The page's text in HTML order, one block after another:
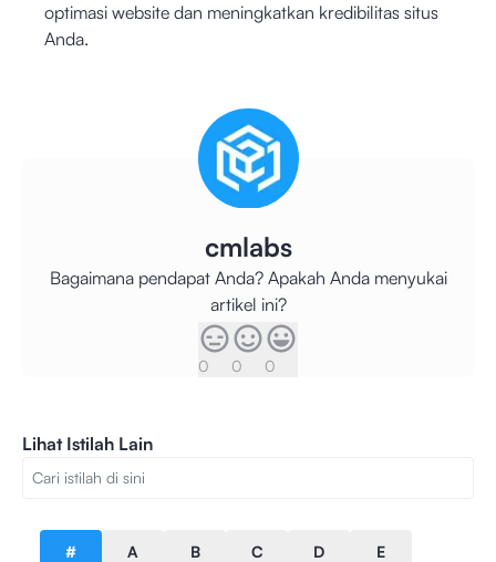
optimasi website dan meningkatkan kredibilitas situs
Anda.
cmlabs
Bagaimana pendapat Anda? Apakah Anda menyukai
artikel ini?
0 0 0
Lihat Istilah Lain
# A B C D E